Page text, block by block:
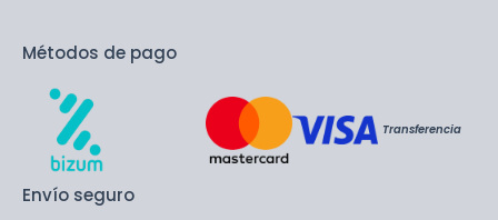
Métodos de pago
Transferencia
Envío seguro